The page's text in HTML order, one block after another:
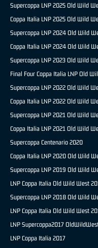
Supercoppa LNP 2025 Old Wild
Coppa Italia LNP 2025 Old Wild
Supercoppa LNP 2024 Old Wild
Coppa Italia LNP 2024 Old Wild
Supercoppa LNP 2023 Old Wild
Final Four Coppa Italia LNP Old
Supercoppa LNP 2022 Old Wild
Coppa Italia LNP 2022 Old Wild
Supercoppa LNP 2021 Old Wild
Coppa Italia LNP 2021 Old Wild
Supercoppa Centenario 2020
Coppa Italia LNP 2020 Old Wild
Supercoppa LNP 2019 Old Wild
LNP Coppa Italia Old Wild West
Supercoppa LNP 2018 Old Wild
LNP Coppa Italia Old Wild West
LNP Supercoppa2017
LNP Coppa Italia 2017